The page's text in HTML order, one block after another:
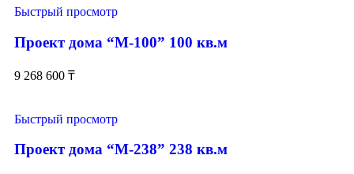
Быстрый просмотр
Проект дома “М-100” 100 кв.м
9 268 600 ₸
Быстрый просмотр
Проект дома “М-238” 238 кв.м